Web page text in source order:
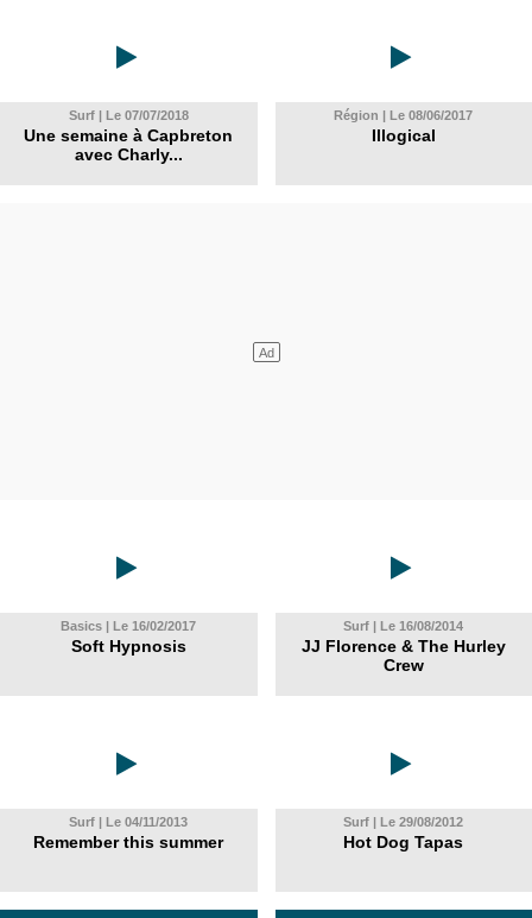
Surf | Le 07/07/2018
Une semaine à Capbreton
avec Charly...
Région | Le 08/06/2017
Illogical
Basics | Le 16/02/2017
Soft Hypnosis
Surf | Le 16/08/2014
JJ Florence & The Hurley
Crew
Surf | Le 04/11/2013
Remember this summer
Surf | Le 29/08/2012
Hot Dog Tapas